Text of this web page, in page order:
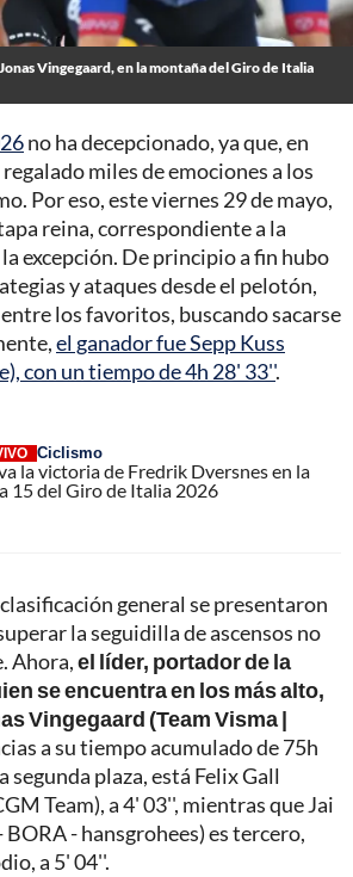
Vingegaard, en la montaña del Giro de Italia
no ha decepcionado, ya que, en
miles de emociones a los
Por eso, este viernes 29 de mayo,
reina, correspondiente a la
excepción. De principio a fin hubo
y ataques desde el pelotón,
los favoritos, buscando sacarse
el ganador fue Sepp Kuss
con un tiempo de 4h 28' 33''.
Ciclismo
la victoria de Fredrik Dversnes en la
15 del Giro de Italia 2026
general se presentaron
la seguidilla de ascensos no
Ahora,el líder, portador de la
se encuentra en los más alto,
Vingegaard (Team Visma |
a su tiempo acumulado de 75h
segunda plaza, está Felix Gall
Team), a 4' 03'', mientras que Jai
- hansgrohees) es tercero,
a 5' 04''.